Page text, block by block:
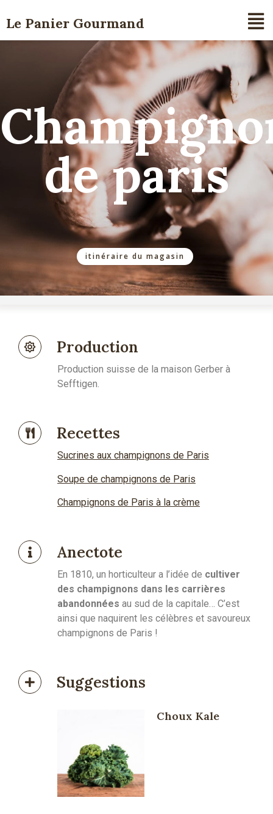
Le Panier Gourmand
de paris
itinéraire du magasin
Nos Produits
Production
Production suisse de la maison Gerber à
Sefftigen.
Recettes
Sucrines aux champignons de Paris
Soupe de champignons de Paris
Champignons de Paris à la crème
Anectote
En 1810, un horticulteur a l’idée de cultiver
des champignons dans les carrières
abandonnées au sud de la capitale… C’est
ainsi que naquirent les célèbres et savoureux
champignons de Paris !
Suggestions
Choux Kale